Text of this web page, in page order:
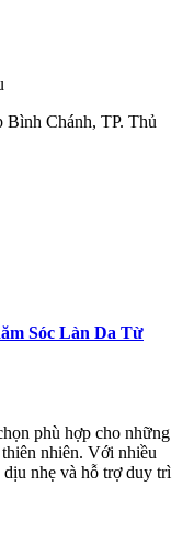
Chánh, TP. Thủ
Sóc Làn Da Từ
phù hợp cho những
thiên nhiên. Với nhiều
dịu nhẹ và hỗ trợ duy trì